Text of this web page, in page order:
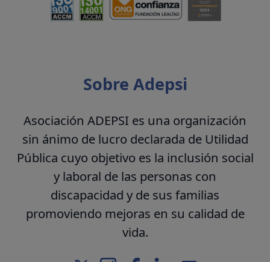
Sobre Adepsi
Asociación ADEPSI es una organización
sin ánimo de lucro declarada de Utilidad
Pública cuyo objetivo es la inclusión social
y laboral de las personas con
discapacidad y de sus familias
promoviendo mejoras en su calidad de
vida.